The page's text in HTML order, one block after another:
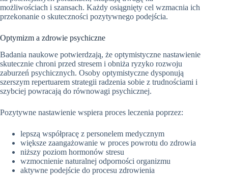
możliwościach i szansach. Każdy osiągnięty cel wzmacnia ich
przekonanie o skuteczności pozytywnego podejścia.
Optymizm a zdrowie psychiczne
Badania naukowe potwierdzają, że optymistyczne nastawienie
skutecznie chroni przed stresem i obniża ryzyko rozwoju
zaburzeń psychicznych. Osoby optymistyczne dysponują
szerszym repertuarem strategii radzenia sobie z trudnościami i
szybciej powracają do równowagi psychicznej.
Pozytywne nastawienie wspiera proces leczenia poprzez:
lepszą współpracę z personelem medycznym
większe zaangażowanie w proces powrotu do zdrowia
niższy poziom hormonów stresu
wzmocnienie naturalnej odporności organizmu
aktywne podejście do procesu zdrowienia